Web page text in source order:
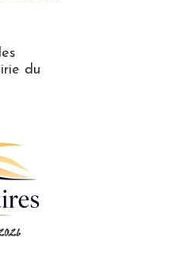
du